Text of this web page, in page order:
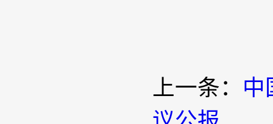
上一条： 中